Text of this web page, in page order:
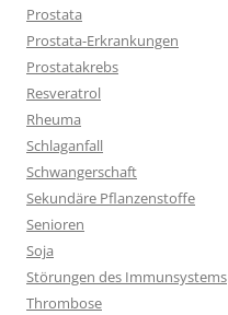
Prostata
Prostata-Erkrankungen
Prostatakrebs
Resveratrol
Rheuma
Schlaganfall
Schwangerschaft
Sekundäre Pflanzenstoffe
Senioren
Soja
Störungen des Immunsystems
Thrombose